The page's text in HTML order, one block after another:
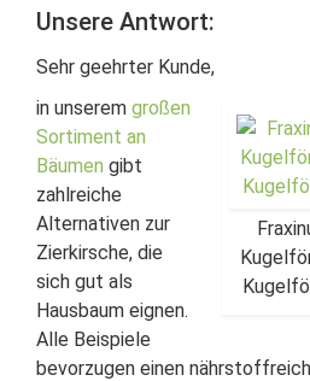
Unsere Antwort:
Sehr geehrter Kunde,
in unserem großen
Sortiment an
Bäumen gibt
zahlreiche
Alternativen zur
Zierkirsche, die
sich gut als
Hausbaum eignen.
Alle Beispiele
bevorzugen einen